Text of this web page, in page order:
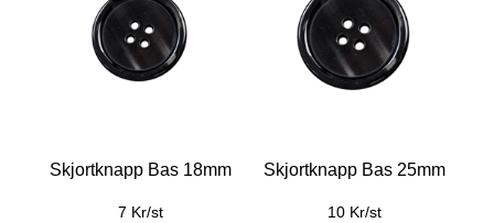
Skjortknapp Bas 18mm
7 Kr/st
Skjortknapp Bas 25mm
10 Kr/st